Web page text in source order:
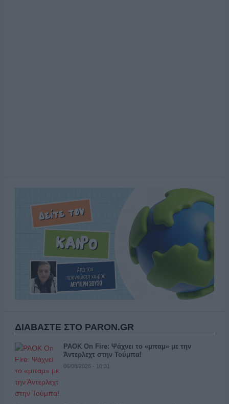
ΔΙΑΒΑΣΤΕ ΣΤΟ PARON.GR
PAOK On Fire: Ψάχνει το «μπαμ» με την
Άντερλεχτ στην Τούμπα!
06/08/2026 - 10:31